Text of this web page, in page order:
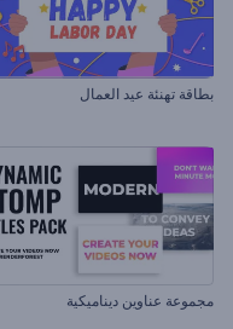
بطاقة تهنئة عيد العمال
مجموعة عناوين ديناميكية